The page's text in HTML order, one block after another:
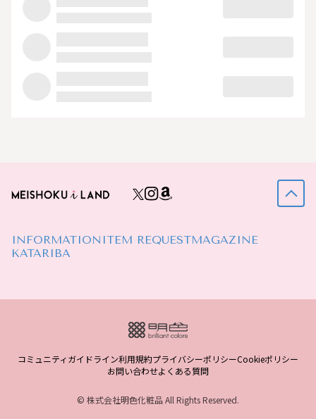
INFORMATION ITEM REQUESTMAGAZINE
KATARIBA
コミュニティガイドライン利用規約プライバシーポリシーCookieポリシー
お問い合わせよくある質問
© 株式会社明色化粧品 All Rights Reserved.